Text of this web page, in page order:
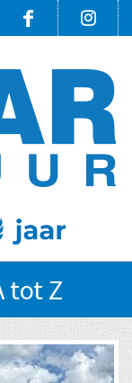
tot Z